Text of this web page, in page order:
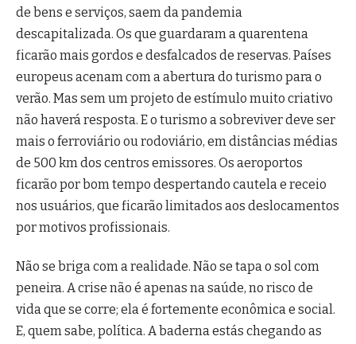
de bens e serviços, saem da pandemia
descapitalizada. Os que guardaram a quarentena
ficarão mais gordos e desfalcados de reservas. Países
europeus acenam com a abertura do turismo para o
verão. Mas sem um projeto de estímulo muito criativo
não haverá resposta. E o turismo a sobreviver deve ser
mais o ferroviário ou rodoviário, em distâncias médias
de 500 km dos centros emissores. Os aeroportos
ficarão por bom tempo despertando cautela e receio
nos usuários, que ficarão limitados aos deslocamentos
por motivos profissionais.
Não se briga com a realidade. Não se tapa o sol com
peneira. A crise não é apenas na saúde, no risco de
vida que se corre; ela é fortemente econômica e social.
E, quem sabe, política. A baderna estás chegando as